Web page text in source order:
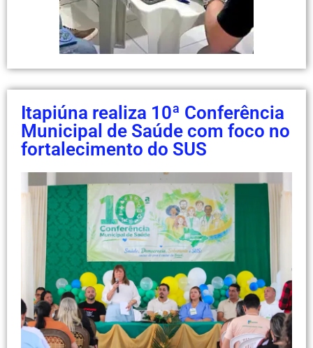
Itapiúna realiza 10ª Conferência
Municipal de Saúde com foco no
fortalecimento do SUS